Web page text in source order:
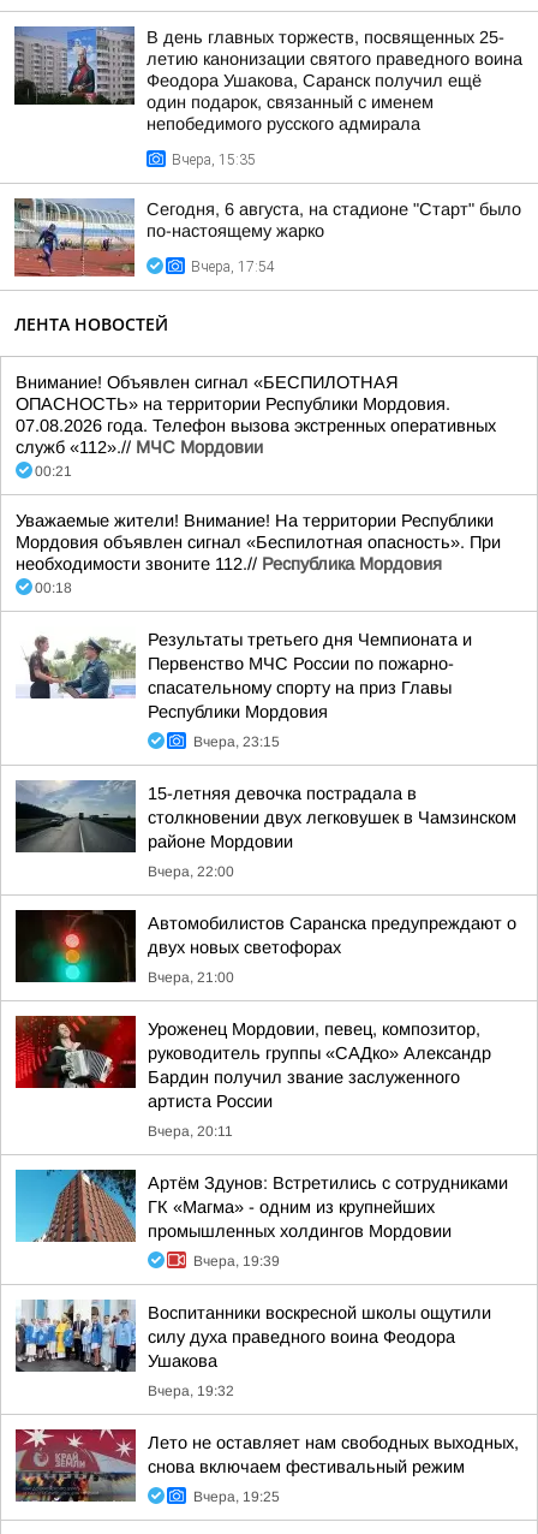
В день главных торжеств, посвященных 25-
летию канонизации святого праведного воина
Феодора Ушакова, Саранск получил ещё
один подарок, связанный с именем
непобедимого русского адмирала
Вчера, 15:35
Сегодня, 6 августа, на стадионе "Старт" было
по-настоящему жарко
Вчера, 17:54
ЛЕНТА НОВОСТЕЙ
Внимание! Объявлен сигнал «БЕСПИЛОТНАЯ
ОПАСНОСТЬ» на территории Республики Мордовия.
07.08.2026 года. Телефон вызова экстренных оперативных
служб «112».// МЧС Мордовии
00:21
Уважаемые жители! Внимание! На территории Республики
Мордовия объявлен сигнал «Беспилотная опасность». При
необходимости звоните 112.// Республика Мордовия
00:18
Результаты третьего дня Чемпионата и
Первенство МЧС России по пожарно-
спасательному спорту на приз Главы
Республики Мордовия
Вчера, 23:15
15-летняя девочка пострадала в
столкновении двух легковушек в Чамзинском
районе Мордовии
Вчера, 22:00
Автомобилистов Саранска предупреждают о
двух новых светофорах
Вчера, 21:00
Уроженец Мордовии, певец, композитор,
руководитель группы «САДко» Александр
Бардин получил звание заслуженного
артиста России
Вчера, 20:11
Артём Здунов: Встретились с сотрудниками
ГК «Магма» - одним из крупнейших
промышленных холдингов Мордовии
Вчера, 19:39
Воспитанники воскресной школы ощутили
силу духа праведного воина Феодора
Ушакова
Вчера, 19:32
Лето не оставляет нам свободных выходных,
снова включаем фестивальный режим
Вчера, 19:25